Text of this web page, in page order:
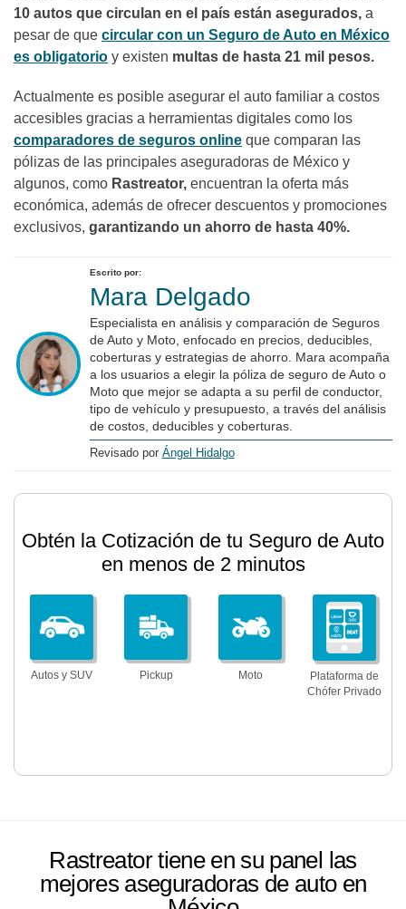
10 autos que circulan en el país están asegurados, a
pesar de que circular con un Seguro de Auto en México
es obligatorio y existen multas de hasta 21 mil pesos.
Actualmente es posible asegurar el auto familiar a costos
accesibles gracias a herramientas digitales como los
comparadores de seguros online que comparan las
pólizas de las principales aseguradoras de México y
algunos, como Rastreator, encuentran la oferta más
económica, además de ofrecer descuentos y promociones
exclusivos, garantizando un ahorro de hasta 40%.
Escrito por:
Mara Delgado
Especialista en análisis y comparación de Seguros
de Auto y Moto, enfocado en precios, deducibles,
coberturas y estrategias de ahorro. Mara acompaña
a los usuarios a elegir la póliza de seguro de Auto o
Moto que mejor se adapta a su perfil de conductor,
tipo de vehículo y presupuesto, a través del análisis
de costos, deducibles y coberturas.
Revisado por Ángel Hidalgo
Obtén la Cotización de tu Seguro de Auto
en menos de 2 minutos
Autos y SUV Pickup Moto
Plataforma de
Chófer Privado
Rastreator tiene en su panel las
mejores aseguradoras de auto en